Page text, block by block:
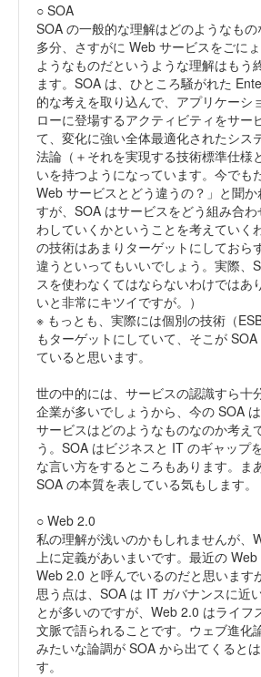
○ SOA
SOA の一般的な理解はどのようなもの
多分、さすがに Web サービスをごに
ようなものだというような理解はもう
ます。SOA は、ひところ騒がれた
的な考えを取り込んで、アプリケーシ
ローに登場するアクティビティをサー
て、変化に強い全体最適化されたシス
法論（＋それを実現する技術標準仕様
いを持つようになっています。今でも
Web サービスとどう違うの？」と聞か
すが、SOA はサービスをどう組み合わ
わしていくかということを考えていく
の技術はあまりターゲットにしておら
違うといってもいいでしょう。実際、
スを使わなくてはならないわけではあ
いと非常にキツイですが。）
※ もっとも、実際には個別の技術（
もターゲットにしていて、そこが
ていると思います。
世の中的には、サービスの認識すら十
企業が多いでしょうから、今の SOA
サービスはどのようなものなのか考え
う。SOA はビジネスと IT のギャップ
な言い方をするところもあります。ま
SOA の本質を表している気もします。
○ Web 2.0
私の理解が浅いのかもしれませんが、
上に定義があいまいです。最近の
Web 2.0 と呼んでいるのだと思います
思う点は、SOA は IT ガバナンスに近
とが多いのですが、Web 2.0 はライフ
文脈で語られることです。ウェブ進化
みたいな論調が SOA から出てくると
す。